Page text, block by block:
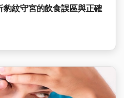
紋守宮的飲食誤區與正確